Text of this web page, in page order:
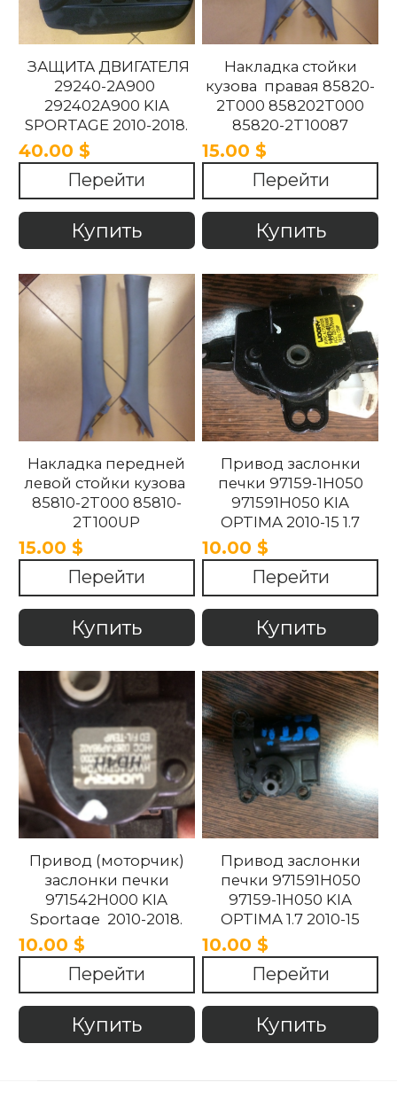
ЗАЩИТА ДВИГАТЕЛЯ
29240-2A900
292402A900 KIA
SPORTAGE 2010-2018.
40.00 $
Перейти
Купить
Накладка стойки
кузова правая 85820-
2T000 858202T000
85820-2T10087
858202T10087 85820-
2T100UP
858202T100UP Kia
Optima 2010 -2015
15.00 $
Перейти
Купить
Накладка передней
левой стойки кузова
85810-2T000 85810-
2T100UP
858102T100UP
858102T000 Kia
Optima 2010 -2015.
15.00 $
Перейти
Купить
Привод заслонки
печки 97159-1H050
971591H050 KIA
OPTIMA 2010-15 1.7
10.00 $
Перейти
Купить
Привод (моторчик)
заслонки печки
971542H000 KIA
Sportage 2010-2018.
10.00 $
Перейти
Купить
Привод заслонки
печки 971591H050
97159-1H050 KIA
OPTIMA 1.7 2010-15
10.00 $
Перейти
Купить